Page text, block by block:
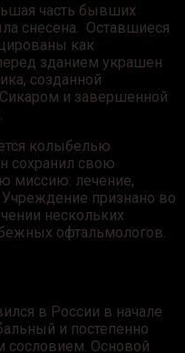
часть бывших
снесена.
Оставшиеся
как
зданием украшен
созданной
и завершенной
колыбелью
сохранил свою
миссию: лечение,
признано во
нескольких
офтальмологов.
в России в начале
и постепенно
сословием. Основой